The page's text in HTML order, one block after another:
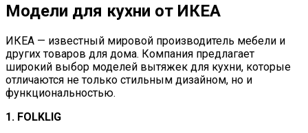
Модели для кухни от ИКЕА
ИКЕА — известный мировой производитель мебели и
других товаров для дома. Компания предлагает
широкий выбор моделей вытяжек для кухни, которые
отличаются не только стильным дизайном, но и
функциональностью.
1. FOLKLIG